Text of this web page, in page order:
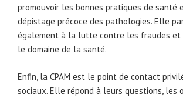
promouvoir les bonnes pratiques de santé
dépistage précoce des pathologies. Elle
également à la lutte contre les fraudes et
le domaine de la santé.
Enfin, la CPAM est le point de contact
sociaux. Elle répond à leurs questions, les